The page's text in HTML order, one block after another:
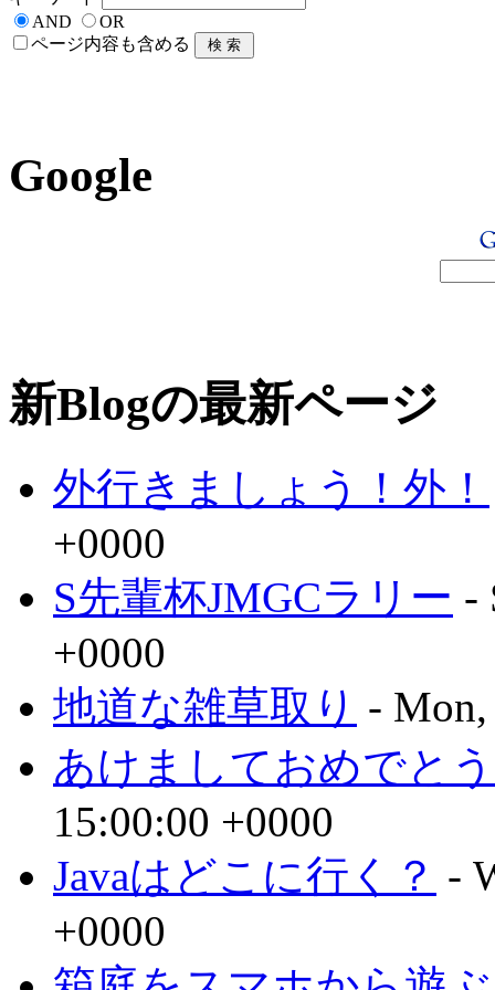
AND
OR
ページ内容も含める
Google
新Blogの最新ページ
外行きましょう！外！
+0000
S先輩杯JMGCラリー -
+0000
地道な雑草取り -
あけましておめでと
15:00:00 +0000
Javaはどこに行く？ -
+0000